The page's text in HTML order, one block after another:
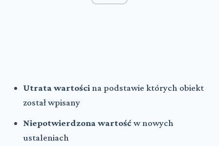
Utrata wartości na podstawie których obiekt
został wpisany
Niepotwierdzona wartość w nowych
ustaleniach